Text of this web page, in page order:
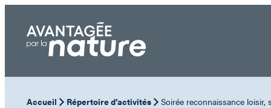
contenu
Accueil Répertoire d’activités Soirée reconnaissance loisir,